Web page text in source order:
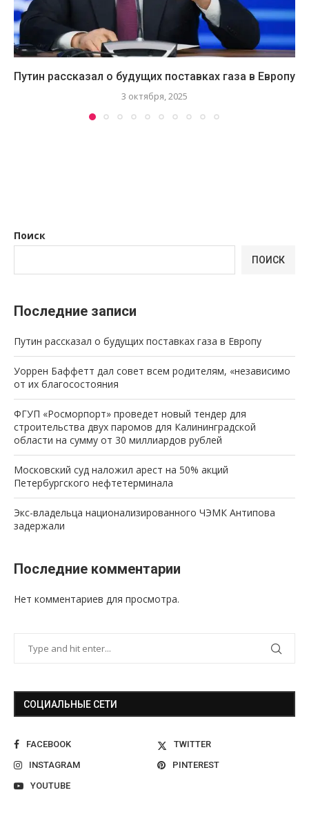
Путин рассказал о будущих поставках газа в Европу
3 октября, 2025
Поиск
ПОИСК
Последние записи
Путин рассказал о будущих поставках газа в Европу
Уоррен Баффетт дал совет всем родителям, «независимо
от их благосостояния
ФГУП «Росморпорт» проведет новый тендер для
строительства двух паромов для Калининградской
области на сумму от 30 миллиардов рублей
Московский суд наложил арест на 50% акций
Петербургского нефтетерминала
Экс-владельца национализированного ЧЭМК Антипова
задержали
Последние комментарии
Нет комментариев для просмотра.
СОЦИАЛЬНЫЕ СЕТИ
FACEBOOK
TWITTER
INSTAGRAM
PINTEREST
YOUTUBE